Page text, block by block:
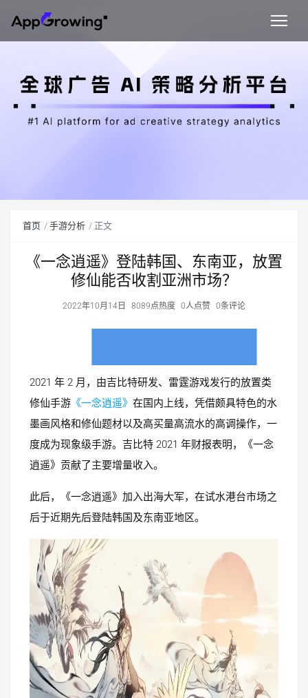
首页 手游分析 正文
《一念逍遥》登陆韩国、东南亚，放置
修仙能否收割亚洲市场？
2022年10月14日 8089点热度 0人点赞 0条评论
2021 年 2 月，由吉比特研发、雷霆游戏发行的放置类
修仙手游 《一念逍遥》 在国内上线，凭借颇具特色的水
墨画风格和修仙题材以及高买量高流水的高调操作，一
度成为现象级手游。吉比特 2021 年财报表明，《一念
逍遥》贡献了主要增量收入。
此后，《一念逍遥》加入出海大军，在试水港台市场之
后于近期先后登陆韩国及东南亚地区。